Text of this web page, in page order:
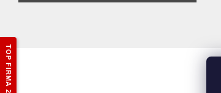
TOP FIRMA 2025